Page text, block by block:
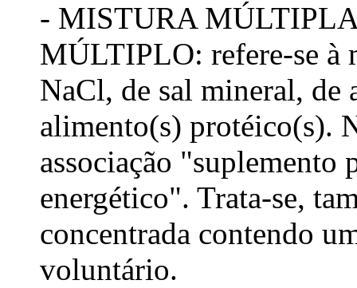
- MISTURA
MÚLTIPLO: refere-se à
NaCl, de sal mineral, de
alimento(s) protéico(s).
associação "suplemento
energético". Trata-se,
concentrada contendo
voluntário.